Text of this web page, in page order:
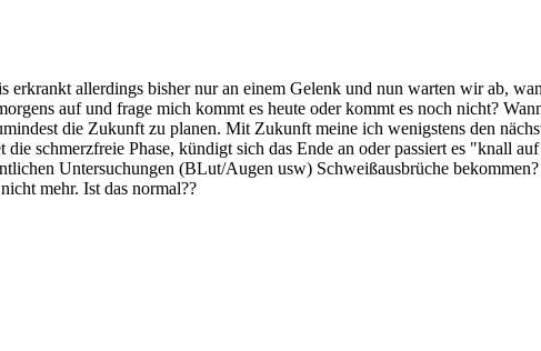
erkrankt allerdings bisher nur an einem Gelenk und nun warten wir ab,
auf und frage mich kommt es heute oder kommt es noch nicht?
die Zukunft zu planen. Mit Zukunft meine ich wenigstens den
die schmerzfreie Phase, kündigt sich das Ende an oder passiert es
Untersuchungen (BLut/Augen usw) Schweißausbrüche
mehr. Ist das normal??